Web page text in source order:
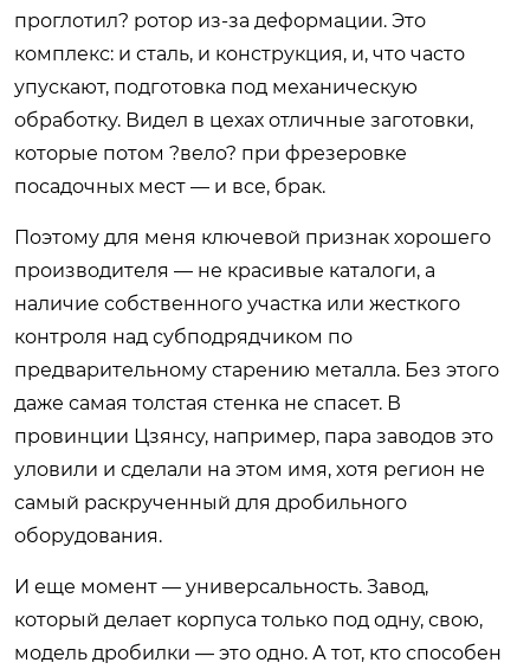
проглотил? ротор из-за деформации. Это
комплекс: и сталь, и конструкция, и, что часто
упускают, подготовка под механическую
обработку. Видел в цехах отличные заготовки,
которые потом ?вело? при фрезеровке
посадочных мест — и все, брак.
Поэтому для меня ключевой признак хорошего
производителя — не красивые каталоги, а
наличие собственного участка или жесткого
контроля над субподрядчиком по
предварительному старению металла. Без этого
даже самая толстая стенка не спасет. В
провинции Цзянсу, например, пара заводов это
уловили и сделали на этом имя, хотя регион не
самый раскрученный для дробильного
оборудования.
И еще момент — универсальность. Завод,
который делает корпуса только под одну, свою,
модель дробилки — это одно. А тот, кто способен